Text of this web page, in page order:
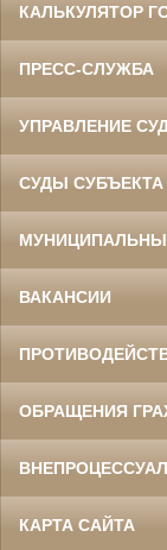
КАЛЬКУЛЯТОР
ПРЕСС-СЛУЖБА
УПРАВЛЕНИЕ
СУДЫ
ВАКАНСИИ
ОБРАЩЕНИЯ
КАРТА САЙТА